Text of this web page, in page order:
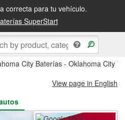
correcta para tu vehículo.
SuperStart
siguiente o recógela en la tienda
City Baterías - Oklahoma City
View page in English